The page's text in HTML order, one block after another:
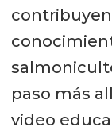
paso más
video